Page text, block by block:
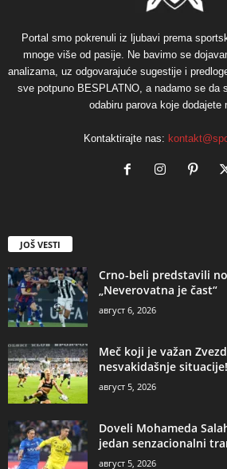
Portal smo pokrenuli iz ljubavi prema
mnoge više od pasije. Ne bavimo se
analizama, uz odgovarajuće sugestije i
sve potpuno BESPLATNO, a nadamo se da
odabiru parova koje dodajete
Kontaktirajte nas:
JOŠ VESTI
Crno-beli predstavili
„Neverovatna je čast“
август 6, 2026
Meč koji je važan
nesvakidašnje situacije!
август 5, 2026
Doveli Mohameda
jedan senzacionalni
август 5, 2026